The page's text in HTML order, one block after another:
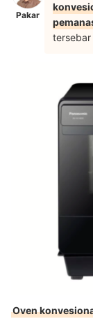
Pakar
tersebar
Oven